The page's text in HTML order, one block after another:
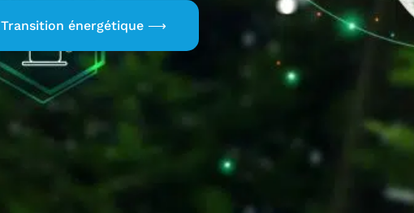
Transition énergétique ⟶